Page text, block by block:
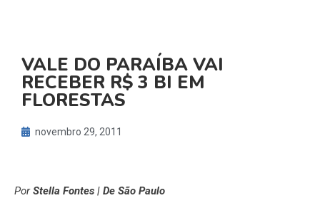
VALE DO PARAÍBA VAI
RECEBER R$ 3 BI EM
FLORESTAS
novembro 29, 2011
PorStella Fontes | De São Paulo